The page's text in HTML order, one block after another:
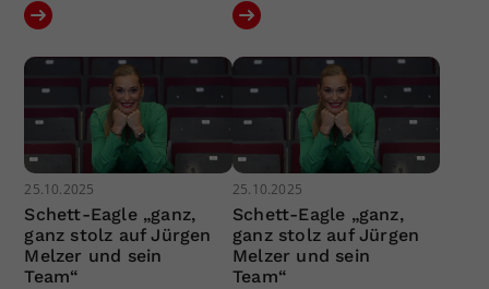
25.10.2025
Schett-Eagle „ganz,
ganz stolz auf Jürgen
Melzer und sein
Team“
25.10.2025
Schett-Eagle „ganz,
ganz stolz auf Jürgen
Melzer und sein
Team“